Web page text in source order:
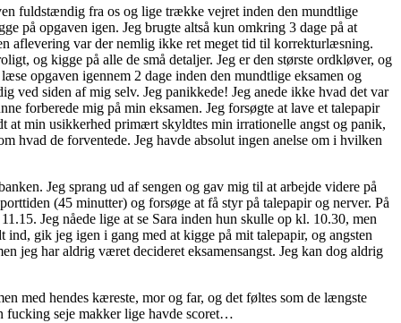
fuldstændig fra os og lige trække vejret inden den mundtlige
på opgaven igen. Jeg brugte altså kun omkring 3 dage på at
aflevering var der nemlig ikke ret meget tid til korrekturlæsning.
og kigge på alle de små detaljer. Jeg er den største ordkløver, og
opgaven igennem 2 dage inden den mundtlige eksamen og
ved siden af mig selv. Jeg panikkede! Jeg anede ikke hvad det var
forberede mig på min eksamen. Jeg forsøgte at lave et talepapir
at min usikkerhed primært skyldtes min irrationelle angst og panik,
hvad de forventede. Jeg havde absolut ingen anelse om i hvilken
Jeg sprang ud af sengen og gav mig til at arbejde videre på
(45 minutter) og forsøge at få styr på talepapir og nerver. På
Jeg nåede lige at se Sara inden hun skulle op kl. 10.30, men
gik jeg igen i gang med at kigge på mit talepapir, og angsten
jeg har aldrig været decideret eksamensangst. Jeg kan dog aldrig
med hendes kæreste, mor og far, og det føltes som de længste
fucking seje makker lige havde scoret…